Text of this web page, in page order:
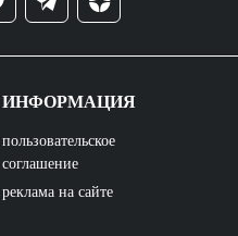
ИНФОРМАЦИЯ
пользовательское
соглашение
реклама на сайте